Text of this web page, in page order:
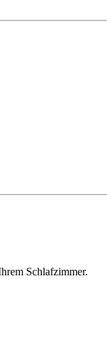
Schlafzimmer.